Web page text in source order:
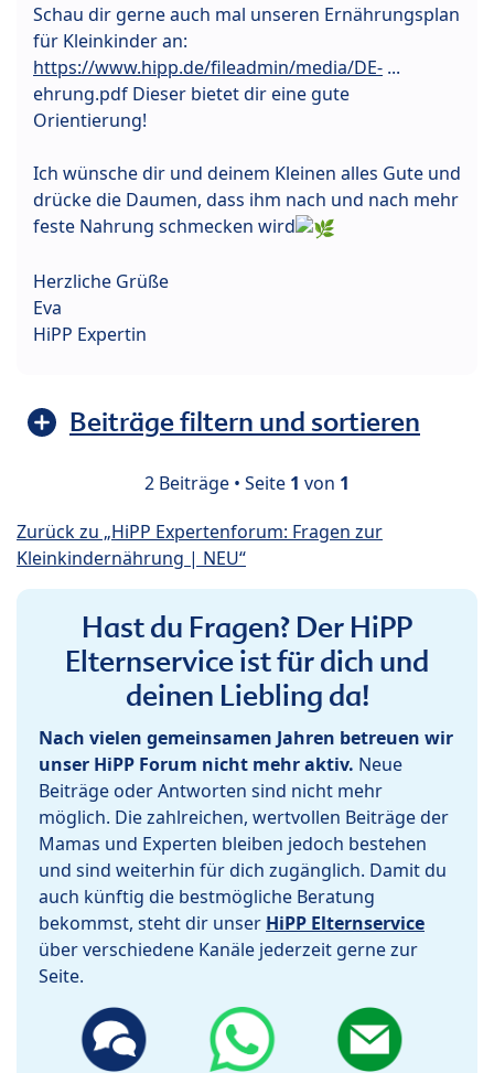
Schau dir gerne auch mal unseren Ernährungsplan
für Kleinkinder an:
https://www.hipp.de/fileadmin/media/DE- ...
ehrung.pdf Dieser bietet dir eine gute
Orientierung!
Ich wünsche dir und deinem Kleinen alles Gute und
drücke die Daumen, dass ihm nach und nach mehr
feste Nahrung schmecken wird
Herzliche Grüße
Eva
HiPP Expertin
Beiträge filtern und sortieren
2 Beiträge • Seite 1 von 1
Zurück zu „HiPP Expertenforum: Fragen zur
Kleinkindernährung | NEU“
Hast du Fragen? Der HiPP
Elternservice ist für dich und
deinen Liebling da!
Nach vielen gemeinsamen Jahren betreuen wir
unser HiPP Forum nicht mehr aktiv. Neue
Beiträge oder Antworten sind nicht mehr
möglich. Die zahlreichen, wertvollen Beiträge der
Mamas und Experten bleiben jedoch bestehen
und sind weiterhin für dich zugänglich. Damit du
auch künftig die bestmögliche Beratung
bekommst, steht dir unser HiPP Elternservice
über verschiedene Kanäle jederzeit gerne zur
Seite.